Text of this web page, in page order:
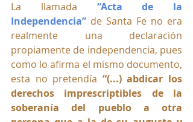
La llamada “Acta de la
Independencia” de Santa Fe no era
realmente una declaración
propiamente de independencia, pues
como lo afirma el mismo documento,
esta no pretendía “(...) abdicar los
derechos imprescriptibles de la
soberanía del pueblo a otra